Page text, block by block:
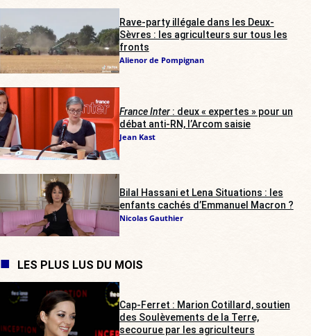
Rave-party illégale dans les Deux-
Sèvres : les agriculteurs sur tous les
fronts
Alienor de Pompignan
France Inter: deux « expertes » pour un
débat anti-RN, l’Arcom saisie
Jean Kast
Bilal Hassani et Lena Situations : les
enfants cachés d’Emmanuel Macron ?
Nicolas Gauthier
LES PLUS LUS DU MOIS
Cap-Ferret : Marion Cotillard, soutien
des Soulèvements de la Terre,
secourue par les agriculteurs